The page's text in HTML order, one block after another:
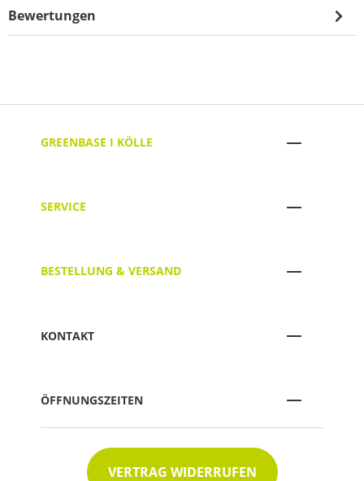
Bewertungen
GREENBASE I KÖLLE
SERVICE
BESTELLUNG & VERSAND
KONTAKT
ÖFFNUNGSZEITEN
VERTRAG WIDERRUFEN